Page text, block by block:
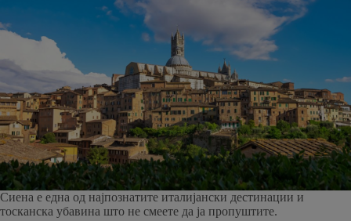
Сиена е една од најпознатите италијански дестинации и
тосканска убавина што не смеете да ја пропуштите.